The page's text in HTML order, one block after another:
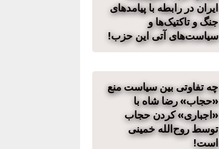
ایران در رابطه با پیامدهای
جنگ و تاکتیک‌ها و
سیاست‌های آتی این حزب!
چه تفاوتی بین سیاست منع
«حجاب» رضا شاه با
«اجباری» کردن حجاب
توسط روح‌الله خمینی
است!